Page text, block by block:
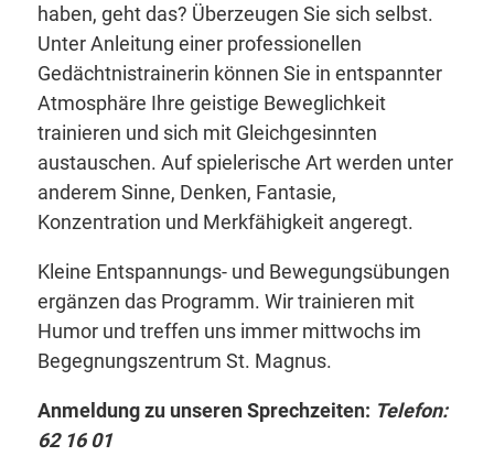
haben, geht das? Überzeugen Sie sich selbst.
Unter Anleitung einer professionellen
Gedächtnistrainerin können Sie in entspannter
Atmosphäre Ihre geistige Beweglichkeit
trainieren und sich mit Gleichgesinnten
austauschen. Auf spielerische Art werden unter
anderem Sinne, Denken, Fantasie,
Konzentration und Merkfähigkeit angeregt.
Kleine Entspannungs- und Bewegungsübungen
ergänzen das Programm. Wir trainieren mit
Humor und treffen uns immer mittwochs im
Begegnungszentrum St. Magnus.
Anmeldung zu unseren Sprechzeiten: Telefon:
62 16 01